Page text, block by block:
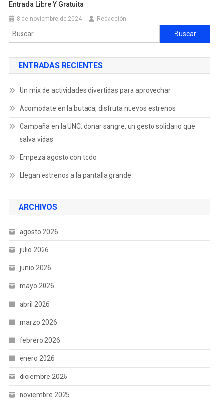
Entrada Libre Y Gratuita
8 de noviembre de 2024 Redacción
ENTRADAS RECIENTES
Un mix de actividades divertidas para aprovechar
Acomodate en la butaca, disfruta nuevos estrenos
Campaña en la UNC: donar sangre, un gesto solidario que
salva vidas
Empezá agosto con todo
Llegan estrenos a la pantalla grande
ARCHIVOS
agosto 2026
julio 2026
junio 2026
mayo 2026
abril 2026
marzo 2026
febrero 2026
enero 2026
diciembre 2025
noviembre 2025